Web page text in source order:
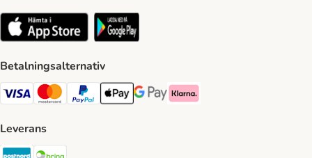
Betalningsalternativ
VISA Payment Method
Mastercard Payment Method
Paypal Payment Method
Apple Pay Payment Method
Google Pay Payment Method
Klarna Payment Method
Leverans
Postnord Shipping Method